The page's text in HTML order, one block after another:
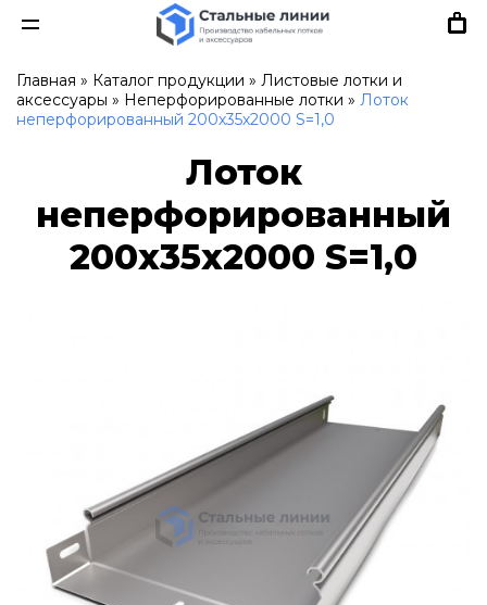
Главная » Каталог продукции » Листовые лотки и
аксессуары » Неперфорированные лотки » Лоток
неперфорированный 200х35х2000 S=1,0
Лоток
неперфорированный
200х35х2000 S=1,0